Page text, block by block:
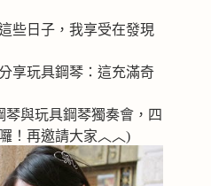
些日子，我享受在發現
享玩具鋼琴：這充滿奇
琴與玩具鋼琴獨奏會，四
！再邀請大家︿︿)